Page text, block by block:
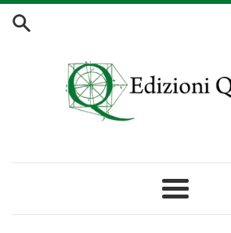
Vai
direttamente
Menu